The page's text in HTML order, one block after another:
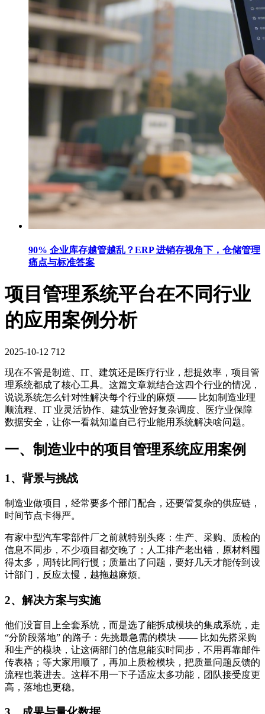
90% 企业库存越管越乱？ERP 进销存视角下，仓储管理
痛点与标准答案
项目管理系统平台在不同行业
的应用案例分析
2025-10-12 712
现在不管是制造、IT、建筑还是医疗行业，想提效率，项目管
理系统都成了核心工具。这篇文章就结合这四个行业的情况，
说说系统怎么针对性解决每个行业的麻烦 —— 比如制造业理
顺流程、IT 业灵活协作、建筑业管好复杂调度、医疗业保障
数据安全，让你一看就知道自己行业能用系统解决啥问题。
一、制造业中的项目管理系统应用案例
1、背景与挑战
制造业做项目，经常要多个部门配合，还要管复杂的供应链，
时间节点卡得严。
有家中型汽车零部件厂之前就特别头疼：生产、采购、质检的
信息不同步，不少项目都交晚了；人工排产老出错，原材料囤
得太多，周转比同行慢；质量出了问题，要好几天才能传到设
计部门，反应太慢，越拖越麻烦。
2、解决方案与实施
他们没盲目上全套系统，而是选了能拆成模块的集成系统，走
“分阶段落地” 的路子：先挑最急需的模块 —— 比如先搭采购
和生产的模块，让这俩部门的信息能实时同步，不用再靠邮件
传表格；等大家用顺了，再加上质检模块，把质量问题反馈的
流程也装进去。这样不用一下子适应太多功能，团队接受度更
高，落地也更稳。